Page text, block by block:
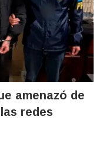
amenazó de
redes